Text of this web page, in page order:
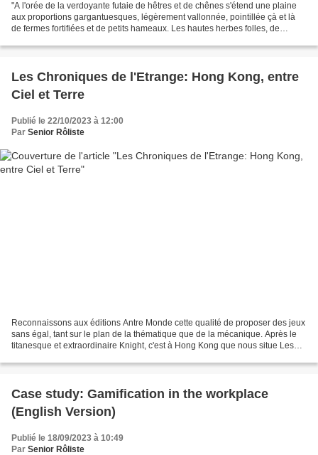
"A l'orée de la verdoyante futaie de hêtres et de chênes s'étend une plaine
aux proportions gargantuesques, légèrement vallonnée, pointillée çà et là
de fermes fortifiées et de petits hameaux. Les hautes herbes folles, de
Les Chroniques de l'Etrange: Hong Kong, entre
Ciel et Terre
Publié le 22/10/2023 à 12:00
Par Senior Rôliste
Reconnaissons aux éditions Antre Monde cette qualité de proposer des jeux
sans égal, tant sur le plan de la thématique que de la mécanique. Après le
titanesque et extraordinaire Knight, c'est à Hong Kong que nous situe Les
Case study: Gamification in the workplace
(English Version)
Publié le 18/09/2023 à 10:49
Par Senior Rôliste